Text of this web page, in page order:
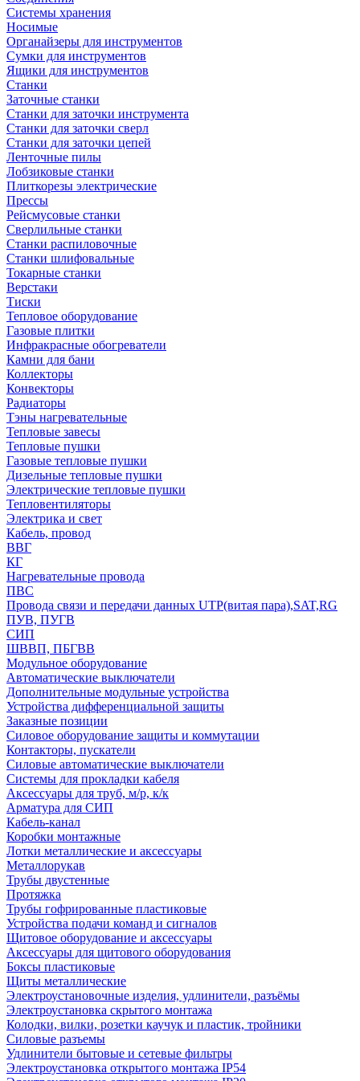
Системы хранения
Носимые
Органайзеры для инструментов
Сумки для инструментов
Ящики для инструментов
Станки
Заточные станки
Станки для заточки инструмента
Станки для заточки сверл
Станки для заточки цепей
Ленточные пилы
Лобзиковые станки
Плиткорезы электрические
Прессы
Рейсмусовые станки
Сверлильные станки
Станки распиловочные
Станки шлифовальные
Токарные станки
Верстаки
Тиски
Тепловое оборудование
Газовые плитки
Инфракрасные обогреватели
Камни для бани
Коллекторы
Конвекторы
Радиаторы
Тэны нагревательные
Тепловые завесы
Тепловые пушки
Газовые тепловые пушки
Дизельные тепловые пушки
Электрические тепловые пушки
Тепловентиляторы
Электрика и свет
Кабель, провод
ВВГ
КГ
Нагревательные провода
ПВС
Провода связи и передачи данных UTP(витая пара),SAT,RG
ПУВ, ПУГВ
СИП
ШВВП, ПБГВВ
Модульное оборудование
Автоматические выключатели
Дополнительные модульные устройства
Устройства дифференциальной защиты
Заказные позиции
Силовое оборудование защиты и коммутации
Контакторы, пускатели
Силовые автоматические выключатели
Системы для прокладки кабеля
Аксессуары для труб, м/р, к/к
Арматура для СИП
Кабель-канал
Коробки монтажные
Лотки металлические и аксессуары
Металлорукав
Трубы двустенные
Протяжка
Трубы гофрированные пластиковые
Устройства подачи команд и сигналов
Щитовое оборудование и аксессуары
Аксессуары для щитового оборудования
Боксы пластиковые
Щиты металлические
Электроустановочные изделия, удлинители, разъёмы
Электроустановка скрытого монтажа
Колодки, вилки, розетки каучук и пластик, тройники
Силовые разъемы
Удлинители бытовые и сетевые фильтры
Электроустановка открытого монтажа IP54